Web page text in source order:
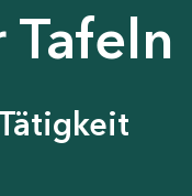
Tafeln